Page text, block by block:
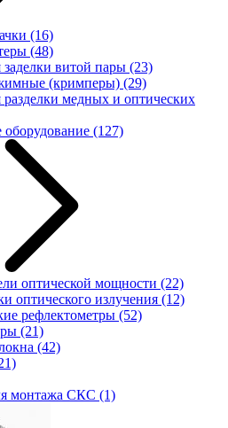
(16)
(48)
заделки витой пары (23)
(кримперы) (29)
разделки медных и оптических
оборудование (127)
оптической мощности (22)
оптического излучения (12)
рефлектометры (52)
(21)
(42)
монтажа СКС (1)